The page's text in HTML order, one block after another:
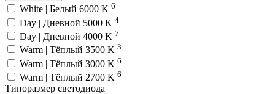
White | Белый 6000 K 6
Day | Дневной 5000 K 4
Day | Дневной 4000 K 7
Warm | Тёплый 3500 K 3
Warm | Тёплый 3000 K 6
Warm | Тёплый 2700 K 6
Типоразмер светодиода